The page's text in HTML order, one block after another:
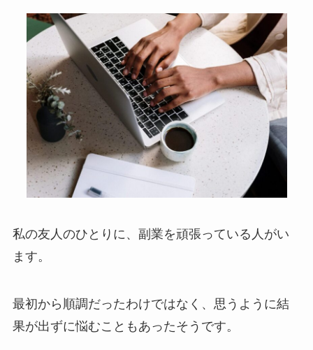
私の友人のひとりに、副業を頑張っている人がい
ます。
最初から順調だったわけではなく、思うように結
果が出ずに悩むこともあったそうです。